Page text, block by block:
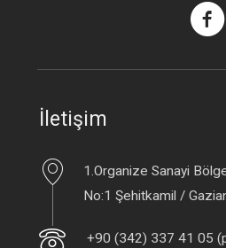
İletişim
1.Organize Sanayi
No:1 Şehitkamil /
+90 (342) 337 41 05